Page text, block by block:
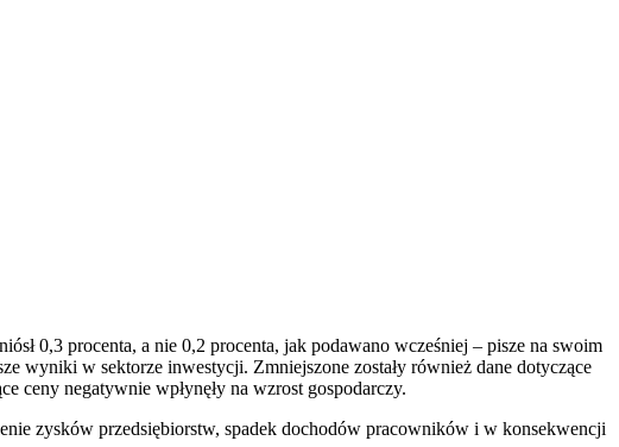
0,3 procenta, a nie 0,2 procenta, jak podawano wcześniej – pisze na swoim
wyniki w sektorze inwestycji. Zmniejszone zostały również dane dotyczące
ceny negatywnie wpłynęły na wzrost gospodarczy.
zysków przedsiębiorstw, spadek dochodów pracowników i w konsekwencji